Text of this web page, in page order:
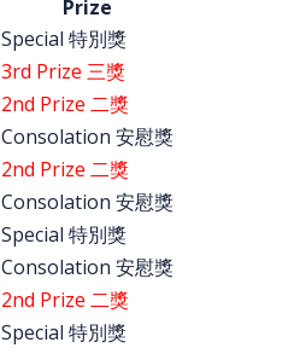
Prize
Special 特別獎
3rd Prize 三獎
2nd Prize 二獎
Consolation 安慰獎
2nd Prize 二獎
Consolation 安慰獎
Special 特別獎
Consolation 安慰獎
2nd Prize 二獎
Special 特別獎